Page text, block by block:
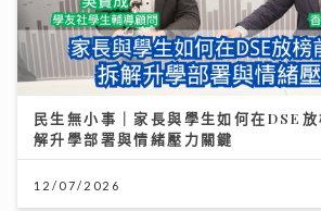
民生無小事｜家長與學生如何在DSE
解升學部署與情緒壓力關鍵
12/07/2026